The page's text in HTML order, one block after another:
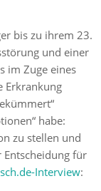
bis zu ihrem 23.
und einer
im Zuge eines
Erkrankung
habe:
zu stellen und
für
Interview: